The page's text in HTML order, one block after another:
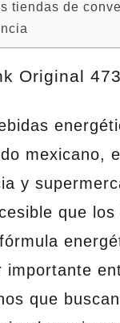
tiendas de
Original
mexicano,
y
que
importante
que